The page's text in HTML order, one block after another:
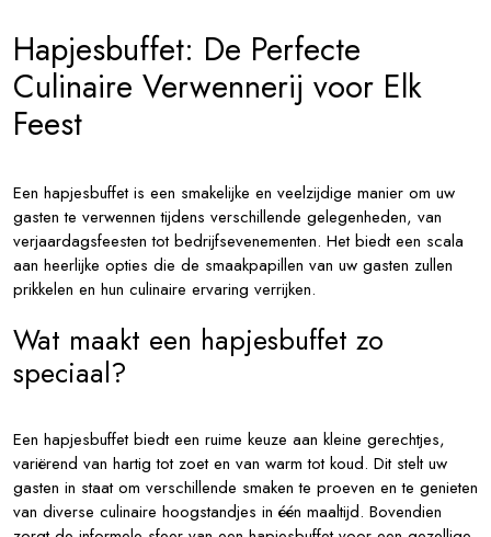
Hapjesbuffet: De Perfecte
Culinaire Verwennerij voor Elk
Feest
Een hapjesbuffet is een smakelijke en veelzijdige manier om uw
gasten te verwennen tijdens verschillende gelegenheden, van
verjaardagsfeesten tot bedrijfsevenementen. Het biedt een scala
aan heerlijke opties die de smaakpapillen van uw gasten zullen
prikkelen en hun culinaire ervaring verrijken.
Wat maakt een hapjesbuffet zo
speciaal?
Een hapjesbuffet biedt een ruime keuze aan kleine gerechtjes,
variërend van hartig tot zoet en van warm tot koud. Dit stelt uw
gasten in staat om verschillende smaken te proeven en te genieten
van diverse culinaire hoogstandjes in één maaltijd. Bovendien